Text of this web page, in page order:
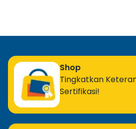
Shop
Tingkatkan
Sertifikasi!